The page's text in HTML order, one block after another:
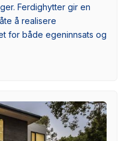
Ferdighytter gir en
å realisere
for både egeninnsats og